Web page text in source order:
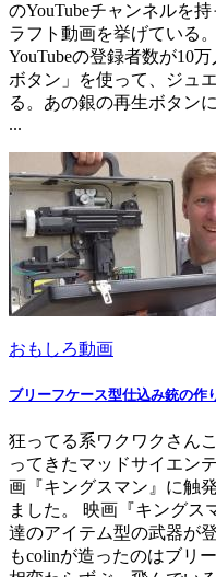
のYouTubeチャンネルを
ラフト動画を挙げている
YouTubeの登録者数が10
ボタン」を使って、ジュ
る。あの銀の再生ボタン
...
おもしろ動画
ブリーフケース型仕込み銃の作
狂ってる系ワクワクさん
ってきたマッドサイエン
画『キングスマン』に触
ました。 映画『キングス
達のアイテム型の武器が
もcolinが造ったのはブリ